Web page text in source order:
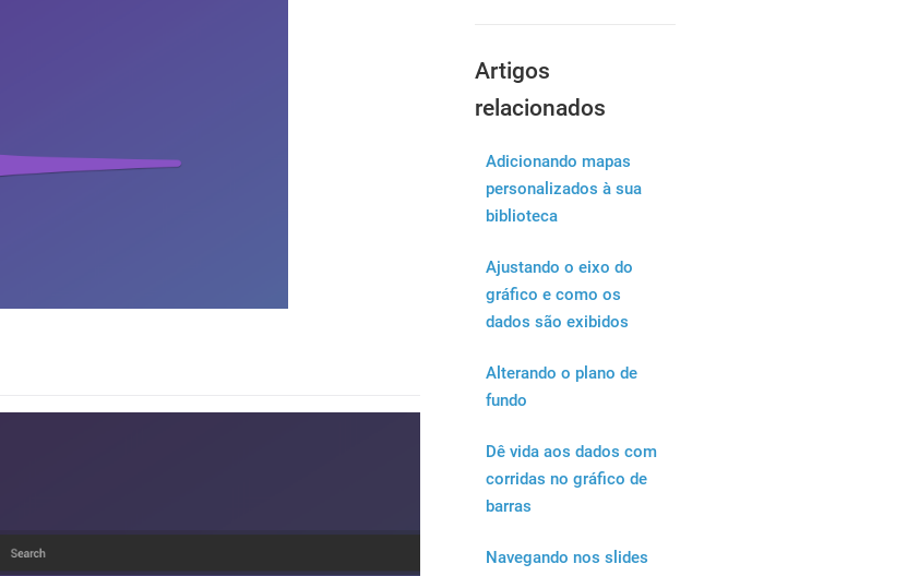
Artigos
relacionados
Adicionando mapas
personalizados à sua
biblioteca
Ajustando o eixo do
gráfico e como os
dados são exibidos
Alterando o plano de
fundo
Dê vida aos dados com
corridas no gráfico de
barras
Navegando nos slides